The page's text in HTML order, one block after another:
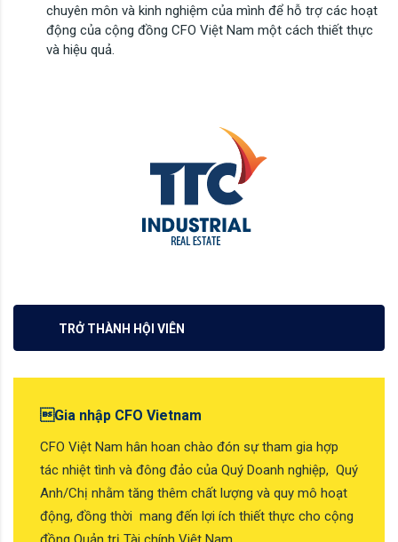
chuyên môn và kinh nghiệm của mình để hỗ trợ các hoạt
động của cộng đồng CFO Việt Nam một cách thiết thực
và hiệu quả.
TRỞ THÀNH HỘI VIÊN
Gia nhập CFO Vietnam
CFO Việt Nam hân hoan chào đón sự tham gia hợp
tác nhiệt tình và đông đảo của Quý Doanh nghiệp, Quý
Anh/Chị nhằm tăng thêm chất lượng và quy mô hoạt
động, đồng thời mang đến lợi ích thiết thực cho cộng